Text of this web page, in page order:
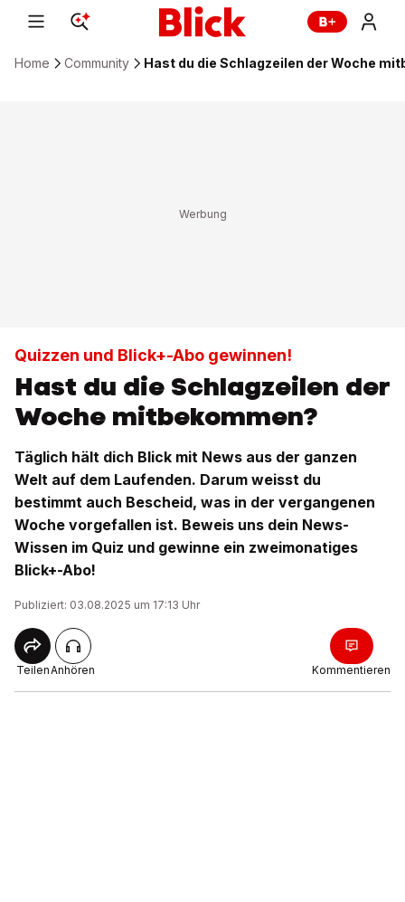
Home Community Hast du die Schlagzeilen der Woche
Quizzen und Blick+-Abo gewinnen!
Hast du die Schlagzeilen der
Woche mitbekommen?
Täglich hält dich Blick mit News aus der ganzen
Welt auf dem Laufenden. Darum weisst du
bestimmt auch Bescheid, was in der vergangenen
Woche vorgefallen ist. Beweis uns dein News-
Wissen im Quiz und gewinne ein zweimonatiges
Blick+-Abo!
Publiziert: 03.08.2025 um 17:13 Uhr
TeilenAnhören Kommentieren